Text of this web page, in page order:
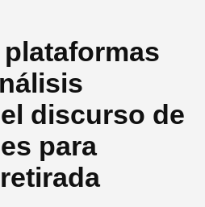
discurso de
para